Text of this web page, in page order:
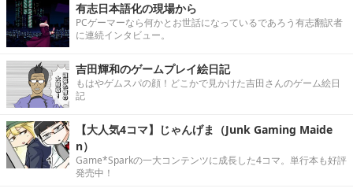
有志日本語化の現場から
PCゲーマーなら何かとお世話になっているであろう有志翻訳者
に連続インタビュー。
吉田輝和のゲームプレイ絵日記
もはやゲムスパの顔！どこかで見かけた吉田さんのゲーム絵日
記
【大人気4コマ】じゃんげま（Junk Gaming Maide
n）
Game*Sparkの一大コンテンツに成長した4コマ。単行本も好評
発売中！